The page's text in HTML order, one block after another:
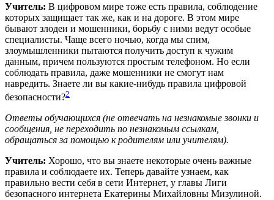
Учитель: В цифровом мире тоже есть правила, соблюдение
которых защищает так же, как и на дороге. В этом мире
бывают злодеи и мошенники, борьбу с ними ведут особые
специалисты. Чаще всего ночью, когда мы спим,
злоумышленники пытаются получить доступ к чужим
данным, причем пользуются простым телефоном. Но если
соблюдать правила, даже мошенники не смогут нам
навредить. Знаете ли вы какие-нибудь правила цифровой
безопасности?2
Ответы обучающихся (не отвечать на незнакомые звонки и
сообщения, не переходить по незнакомым ссылкам,
обращаться за помощью к родителям или учителям).
Учитель: Хорошо, что вы знаете некоторые очень важные
правила и соблюдаете их. Теперь давайте узнаем, как
правильно вести себя в сети Интернет, у главы Лиги
безопасного интернета Екатерины Михайловны Мизулиной.